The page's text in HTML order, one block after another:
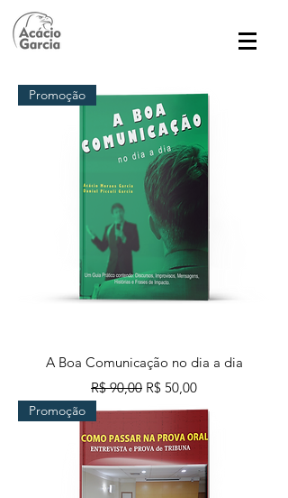
Promoção
A Boa Comunicação no dia a dia
Preço normal
R$ 90,00 Preço promocional
R$ 50,00
Promoção